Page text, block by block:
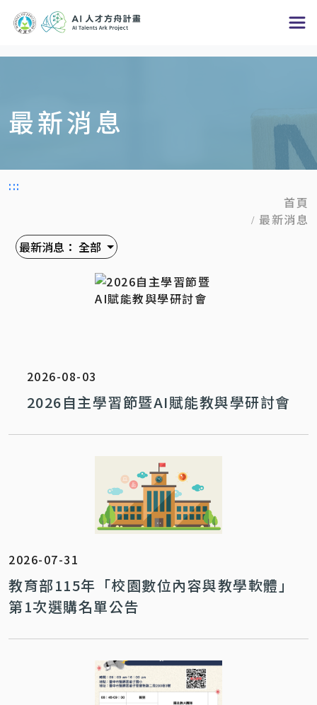
跳
容
區
最新消息
:::
首頁
最新消息
最新消息： 全部
2026-08-03
2026自主學習節暨AI賦能教與學研討會
2026-07-31
教育部115年「校園數位內容與教學軟體」
第1次選購名單公告